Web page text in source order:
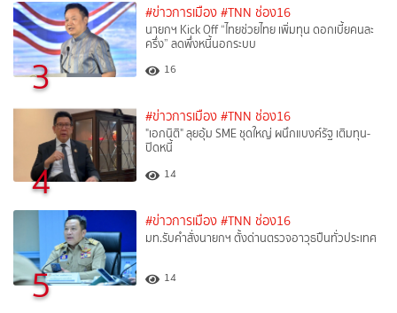
3
#ข่าวการเมือง #TNN ช่อง16
นายกฯ Kick Off “ไทยช่วยไทย เพิ่มทุน ดอกเบี้ยคนละ
ครึ่ง” ลดพึ่งหนี้นอกระบบ
16
4
#ข่าวการเมือง #TNN ช่อง16
"เอกนิติ" ลุยอุ้ม SME ชุดใหญ่ ผนึกแบงค์รัฐ เติมทุน-
ปิดหนี้
14
5
#ข่าวการเมือง #TNN ช่อง16
มท.รับคำสั่งนายกฯ ตั้งด่านตรวจอาวุธปืนทั่วประเทศ
14